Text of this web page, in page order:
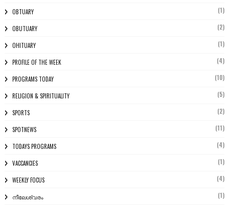
OBTUARY (1)
OBUTUARY (2)
OHITUARY (1)
PROFILE OF THE WEEK (4)
PROGRAMS TODAY (10)
RELIGION & SPIRITUALITY (5)
SPORTS (2)
SPOTNEWS (11)
TODAYS PROGRAMS (4)
VACCANCIES (1)
WEEKLY FOCUS (4)
നീലേശ്വരം (1)